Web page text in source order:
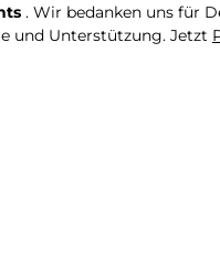
. Wir bedanken uns für
und Unterstützung. Jetzt